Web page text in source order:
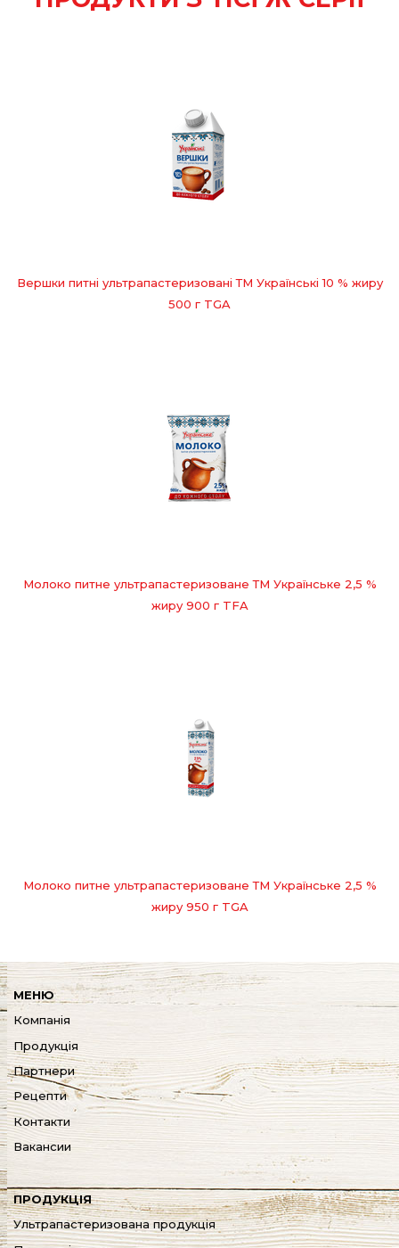
Вершки питні ультрапастеризовані ТМ Українські 10 % жиру
500 г TGA
Молоко питне ультрапастеризоване ТМ Українське 2,5 %
жиру 900 г TFA
Молоко питне ультрапастеризоване ТМ Українське 2,5 %
жиру 950 г TGA
МЕНЮ
Компанія
Продукція
Партнери
Рецепти
Контакти
Вакансии
ПРОДУКЦІЯ
Ультрапастеризована продукція